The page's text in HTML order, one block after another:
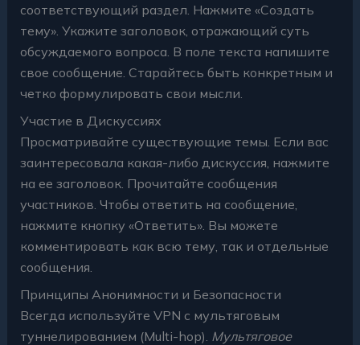
соответствующий раздел. Нажмите «Создать
тему». Укажите заголовок, отражающий суть
обсуждаемого вопроса. В поле текста напишите
свое сообщение. Старайтесь быть конкретным и
четко формулировать свои мысли.
Участие в Дискуссиях
Просматривайте существующие темы. Если вас
заинтересовала какая-либо дискуссия, нажмите
на ее заголовок. Прочитайте сообщения
участников. Чтобы ответить на сообщение,
нажмите кнопку «Ответить». Вы можете
комментировать как всю тему, так и отдельные
сообщения.
Принципы Анонимности и Безопасности
Всегда используйте VPN с мультяговым
туннелированием (Multi-hop). Мультяговое